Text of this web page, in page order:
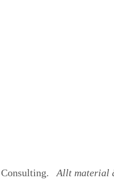
Allt material